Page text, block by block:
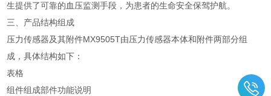
生提供了可靠的血压监测手段，为患者的生命安全保驾护航。
三、产品结构组成
压力传感器及其附件MX9505T由压力传感器本体和附件两部分组
成，具体结构如下：
表格
组件组成部件功能说明